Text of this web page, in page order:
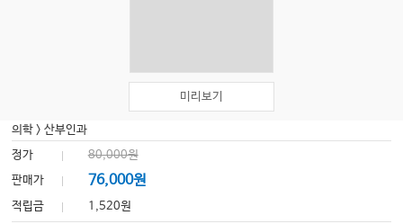
미리보기
의학 >산부인과
정가
80,000원
판매가
76,000원
적립금 1,520원